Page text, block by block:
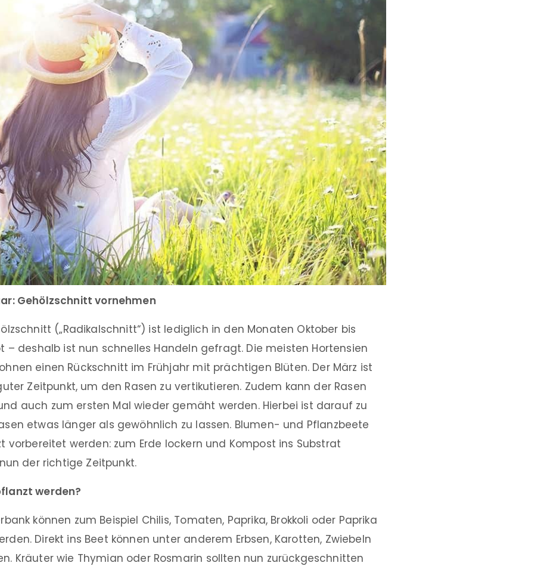
Gehölzschnitt vornehmen
(„Radikalschnitt“) ist lediglich in den Monaten Oktober bis
– deshalb ist nun schnelles Handeln gefragt. Die meisten Hortensien
einen Rückschnitt im Frühjahr mit prächtigen Blüten. Der März ist
Zeitpunkt, um den Rasen zu vertikutieren. Zudem kann der Rasen
auch zum ersten Mal wieder gemäht werden. Hierbei ist darauf zu
etwas länger als gewöhnlich zu lassen. Blumen- und Pflanzbeete
vorbereitet werden: zum Erde lockern und Kompost ins Substrat
der richtige Zeitpunkt.
werden?
können zum Beispiel Chilis, Tomaten, Paprika, Brokkoli oder Paprika
Direkt ins Beet können unter anderem Erbsen, Karotten, Zwiebeln
Kräuter wie Thymian oder Rosmarin sollten nun zurückgeschnitten